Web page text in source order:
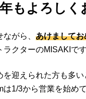
もよろしく
がら、 あけまして
ラクターのMISAKIです
を迎えられた方も多い
は1/3から営業を始め